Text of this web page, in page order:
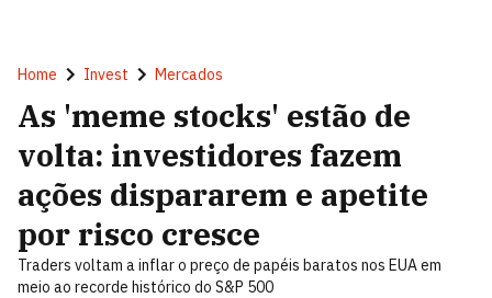
Home Invest Mercados
As 'meme stocks' estão de
volta: investidores fazem
ações dispararem e apetite
por risco cresce
Traders voltam a inflar o preço de papéis baratos nos EUA em
meio ao recorde histórico do S&P 500